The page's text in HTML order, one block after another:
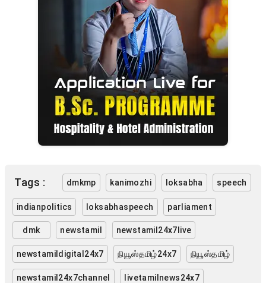
Tags : dmkmp kanimozhi loksabha speech
indianpolitics loksabhaspeech parliament
dmk newstamil newstamil24x7live
newstamildigital24x7 நியூஸ்தமிழ்24x7 நியூஸ்தமிழ்
newstamil24x7channel livetamilnews24x7